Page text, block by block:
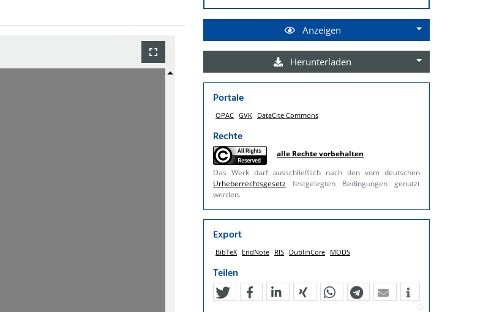
Anzeigen
Herunterladen
Portale
OPAC GVK DataCite Commons
Rechte
alle Rechte vorbehalten
Das Werk darf ausschließlich nach den vom deutschen
Urheberrechtsgesetz festgelegten Bedingungen genutzt
werden.
Export
BibTeX EndNote RIS DublinCore MODS
Teilen